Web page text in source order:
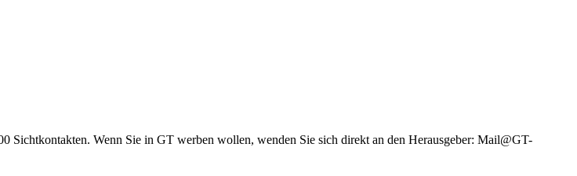
Sichtkontakten. Wenn Sie in GT werben wollen, wenden Sie sich direkt an den Herausgeber: Mail@GT-